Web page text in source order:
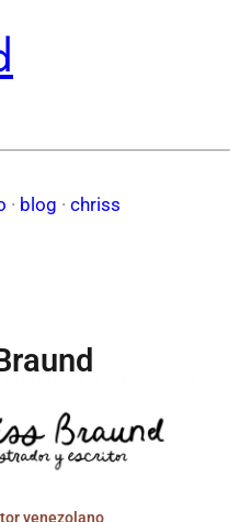
· blog · chriss
venezolano